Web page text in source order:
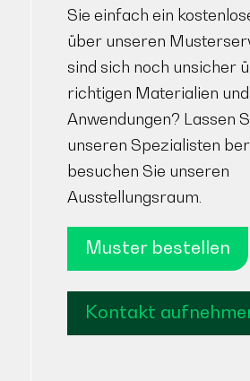
Sie einfach ein
über unseren
sind sich noch unsicher
richtigen Materialien und
Anwendungen? Lassen
unseren Spezialisten
besuchen Sie unseren
Ausstellungsraum.
Muster bestellen
Kontakt